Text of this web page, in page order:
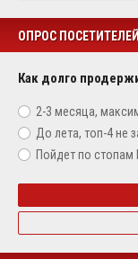
ОПРОС
Как долго
2-3 месяца,
До лета, топ-4 не
Пойдет по стопам